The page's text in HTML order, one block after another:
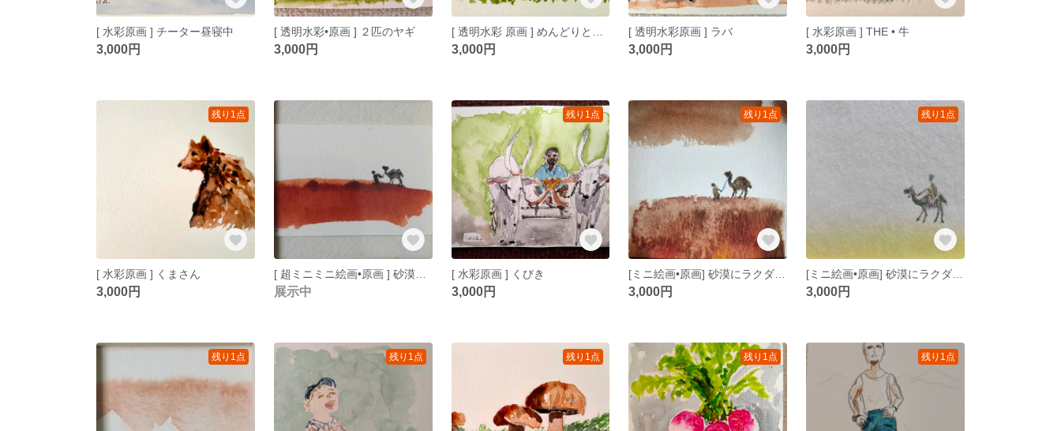
[ 水彩原画 ] チーター昼寝中
3,000円
[ 透明水彩•原画 ] ２匹のヤギ
3,000円 3,000円
[ 透明水彩原画 ] ラバ
3,000円
[ 水彩原画 ] THE • 牛
3,000円
残り1点
[ 水彩原画 ] くまさん
3,000円
[ 超ミニミニ絵画•原画 ] 砂漠にラクダ • 煉瓦色の大地を歩く
展示中
残り1点
[ 水彩原画 ] くびき
3,000円
残り1点
3,000円
残り1点
3,000円
残り1点 残り1点 残り1点 残り1点 残り1点